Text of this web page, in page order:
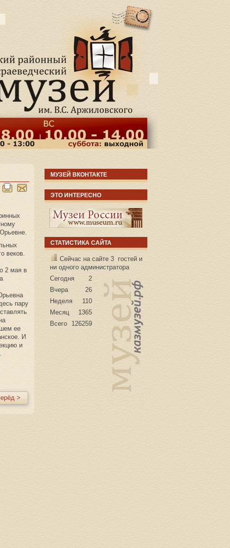
веков.
2 мая в
пару
ее
И
и
>
МУЗЕЙ ВКОНТАКТЕ
ЭТО ИНТЕРЕСНО
СТАТИСТИКА САЙТА
Сейчас на сайте 3 гостей и
ни одного администратора
Сегодня
2
Вчера
26
Неделя
110
Месяц
1365
Всего
126259